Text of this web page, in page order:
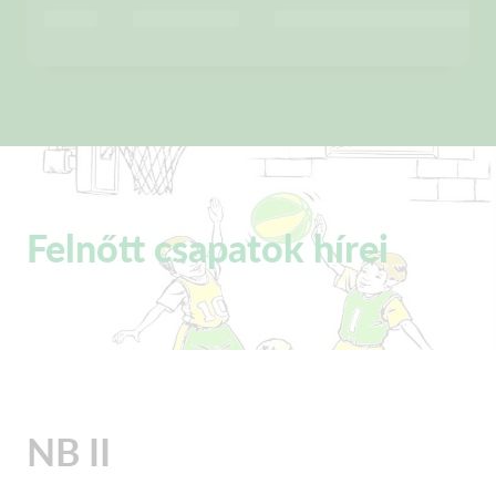
Felnőtt csapatok hírei
NB II